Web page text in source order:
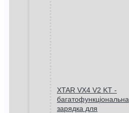
XTAR VX4 V2 KT -
багатофункціональна
зарядка для